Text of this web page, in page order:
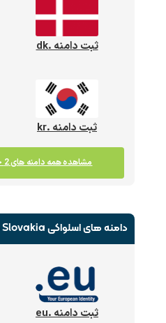
ثبت دامنه .dk
ثبت دامنه .kr
مشاهده همه دامنه های 2 حرفی
دامنه های اسلواکی Slovakia
ثبت دامنه .eu